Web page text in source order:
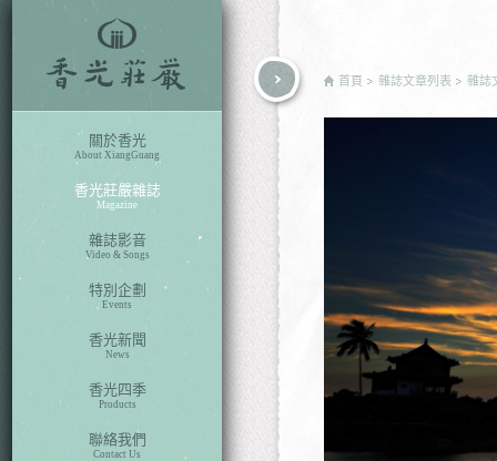
關於香光
About XiangGuang
香光莊嚴雜誌
Magazine
雜誌影音
Video & Songs
特別企劃
Events
香光新聞
News
香光四季
Products
聯絡我們
Contact Us
首頁 雜誌文章列表 雜誌